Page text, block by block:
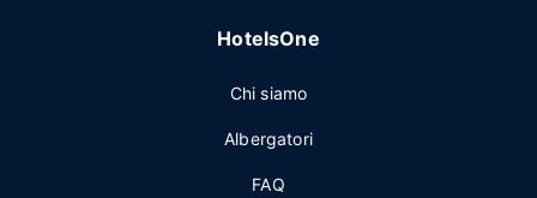
HotelsOne
Chi siamo
Albergatori
FAQ